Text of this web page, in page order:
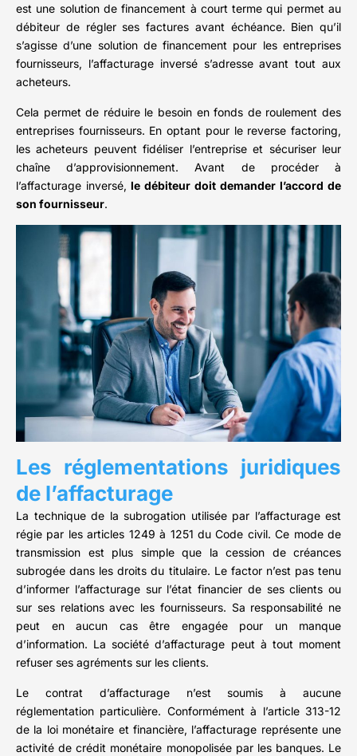
est une solution de financement à court terme qui permet au
débiteur de régler ses factures avant échéance. Bien qu’il
s’agisse d’une solution de financement pour les entreprises
fournisseurs, l’affacturage inversé s’adresse avant tout aux
acheteurs.
Cela permet de réduire le besoin en fonds de roulement des
entreprises fournisseurs. En optant pour le reverse factoring,
les acheteurs peuvent fidéliser l’entreprise et sécuriser leur
chaîne d’approvisionnement. Avant de procéder à
l’affacturage inversé, le débiteur doit demander l’accord de
son fournisseur.
Les réglementations juridiques
de l’affacturage
La technique de la subrogation utilisée par l’affacturage est
régie par les articles 1249 à 1251 du Code civil. Ce mode de
transmission est plus simple que la cession de créances
subrogée dans les droits du titulaire. Le factor n’est pas tenu
d’informer l’affacturage sur l’état financier de ses clients ou
sur ses relations avec les fournisseurs. Sa responsabilité ne
peut en aucun cas être engagée pour un manque
d’information. La société d’affacturage peut à tout moment
refuser ses agréments sur les clients.
Le contrat d’affacturage n’est soumis à aucune
réglementation particulière. Conformément à l’article 313-12
de la loi monétaire et financière, l’affacturage représente une
activité de crédit monétaire monopolisée par les banques. Le